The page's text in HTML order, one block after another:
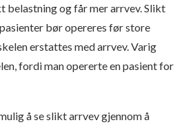
belastning og får mer arrvev. Slikt
bør opereres før store
erstattes med arrvev. Varig
fordi man opererte en pasient for
å se slikt arrvev gjennom å